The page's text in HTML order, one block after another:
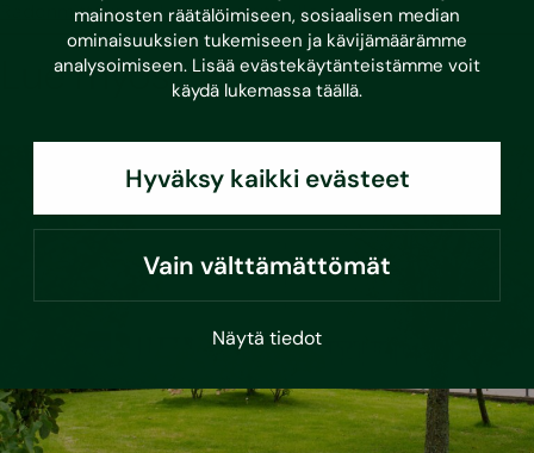
mainosten räätälöimiseen, sosiaalisen median
ominaisuuksien tukemiseen ja kävijämäärämme
analysoimiseen. Lisää evästekäytänteistämme voit
käydä lukemassa täällä.
Hyväksy kaikki evästeet
Vain välttämättömät
Näytä tiedot
Radonmittaus- ja korjaus kuluttajille
Lue myös